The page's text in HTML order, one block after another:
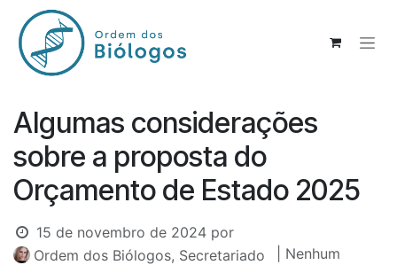
Pular para o conteúdo
Algumas considerações
sobre a proposta do
Orçamento de Estado 2025
15 de novembro de 2024 por
Ordem dos Biólogos, Secretariado
| Nenhum